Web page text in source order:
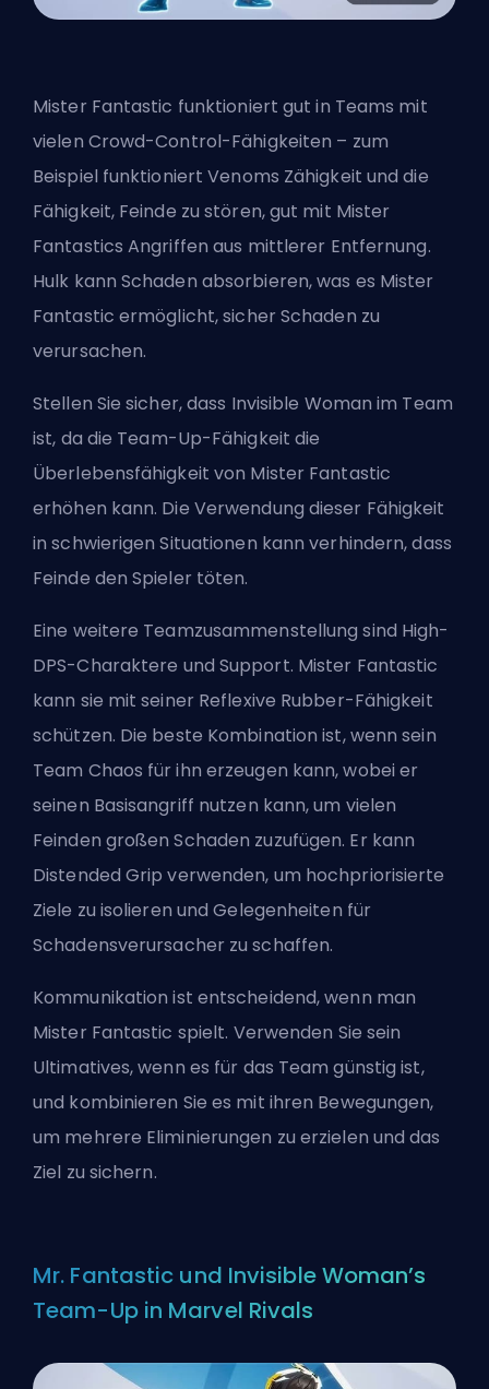
Mister Fantastic funktioniert gut in Teams mit
vielen Crowd-Control-Fähigkeiten – zum
Beispiel funktioniert Venoms Zähigkeit und die
Fähigkeit, Feinde zu stören, gut mit Mister
Fantastics Angriffen aus mittlerer Entfernung.
Hulk kann Schaden absorbieren, was es Mister
Fantastic ermöglicht, sicher Schaden zu
verursachen.
Stellen Sie sicher, dass Invisible Woman im Team
ist, da die Team-Up-Fähigkeit die
Überlebensfähigkeit von Mister Fantastic
erhöhen kann. Die Verwendung dieser Fähigkeit
in schwierigen Situationen kann verhindern, dass
Feinde den Spieler töten.
Eine weitere Teamzusammenstellung sind High-
DPS-Charaktere und Support. Mister Fantastic
kann sie mit seiner Reflexive Rubber-Fähigkeit
schützen. Die beste Kombination ist, wenn sein
Team Chaos für ihn erzeugen kann, wobei er
seinen Basisangriff nutzen kann, um vielen
Feinden großen Schaden zuzufügen. Er kann
Distended Grip verwenden, um hochpriorisierte
Ziele zu isolieren und Gelegenheiten für
Schadensverursacher zu schaffen.
Kommunikation ist entscheidend, wenn man
Mister Fantastic spielt. Verwenden Sie sein
Ultimatives, wenn es für das Team günstig ist,
und kombinieren Sie es mit ihren Bewegungen,
um mehrere Eliminierungen zu erzielen und das
Ziel zu sichern.
Mr. Fantastic und Invisible Woman’s
Team-Up in Marvel Rivals